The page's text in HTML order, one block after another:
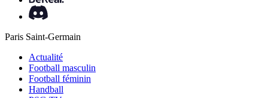
Paris Saint-Germain
Actualité
Football masculin
Football féminin
Handball